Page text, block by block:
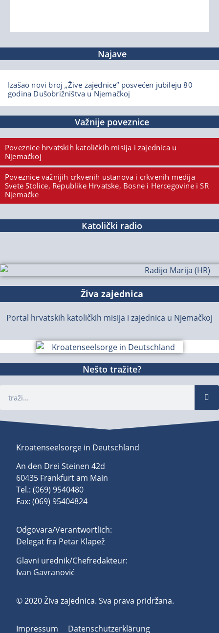
Najave
Izašao novi broj „Žive zajednice“ posvećen jubileju 80
godina Dušobrižništva u Njemačkoj
Važnije poveznice
Poveznice hrvatskih katoličkih misija i zajednica u
Njemačkoj
Poveznice važnijih crkvenih ustanova i crkvenih medija
Svete Stolice, Republike Hrvatske, Bosne i Hercegovine i SR
Njemačke
Katolički radio
Živa zajednica
Portal hrvatskih katoličkih misija i zajednica u Njemačkoj
Nešto tražite?
Kroatenseelsorge in Deutschland
An den Drei Steinen 42d
60435 Frankfurt am Main
Tel.: (069) 9540480
Fax: (069) 95404824
Odgovara/Verantwortlich:
Delegat fra Petar Klapež
Glavni urednik/Chefredakteur:
Ivan Gavranović
© 2020 Živa zajednica. Sva prava pridržana.
Impressum
Datenschutzerklärung